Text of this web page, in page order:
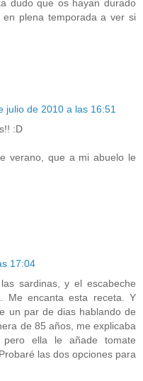
dudo que os hayan durado
en plena temporada a ver si
julio de 2010 a las 16:51
:D
verano, que a mi abuelo le
17:04
sardinas, y el escabeche
Me encanta esta receta. Y
un par de dias hablando de
de 85 años, me explicaba
ella le añade tomate
las dos opciones para